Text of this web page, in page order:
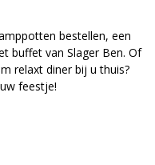
bestellen, een
buffet van Slager Ben. Of
relaxt diner bij u thuis?
feestje!